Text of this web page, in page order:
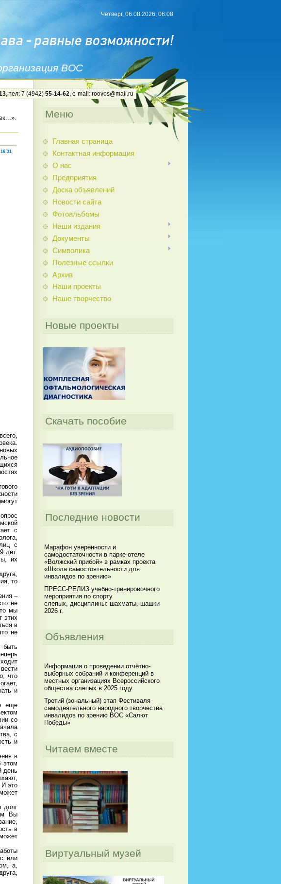
ВОС
Четверг, 06.08.2026, 06:08
, тел: 7 (4942) 55-14-62, e-mail: roovos@mail.ru
16:31
с
с
лет.
их
то
–
не
мы
этих
в
не
быть
что
и
еще
со
с
и
в
этом
день
И это
долг
Вы
в
или
а,
Меню
Главная страница
Контактная информация
О нас
Предприятия
Доска объявлений
Новости сайта
Фотоальбомы
Наши издания
Документы
Символика
Полезные ссылки
Архив
Наши проекты
Наше творчество
Новые проекты
Скачать пособие
Последние новости
Марафон уверенности и
самодостаточности в парке-отеле
«Волжский прибой» в рамках проекта
«Школа самостоятельности для
инвалидов по зрению»
ПРЕСС-РЕЛИЗ учебно-тренировочного
мероприятия по спорту
слепых, дисциплины: шахматы, шашки
2026 г.
Объявления
Информация о проведении отчётно-
выборных собраний и конференций в
местных организациях Всероссийского
общества слепых в 2025 году
Третий (зональный) этап Фестиваля
самодеятельного народного творчества
инвалидов по зрению ВОС «Салют
Победы»
Читаем вместе
Виртуальный музей